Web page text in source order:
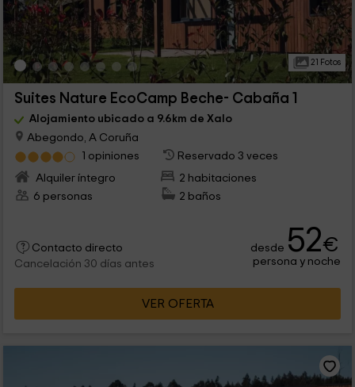
21 Fotos
Suites Nature EcoCamp Beche- Cabaña 1
Alojamiento ubicado a 9.6km de Xalo
Abegondo, A Coruña
1 opiniones
Reservado 3 veces
Alquiler íntegro
2 habitaciones
6 personas
2 baños
Contacto directo
Cancelación 30 días antes
desde 52€
persona y noche
VER OFERTA